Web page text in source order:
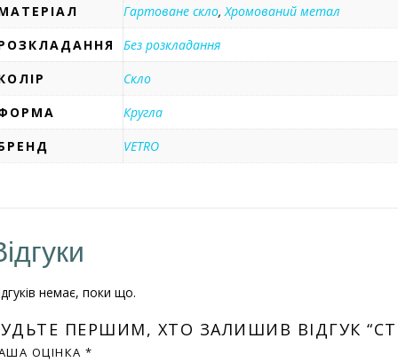
Гартоване скло, Хромований метал
Без розкладання
Скло
Кругла
VETRO
немає, поки що.
ПЕРШИМ, ХТО ЗАЛИШИВ ВІДГУК
ОЦІНКА *